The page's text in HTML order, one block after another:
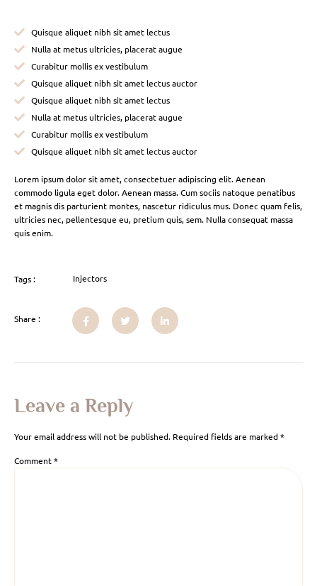
Quisque aliquet nibh sit amet lectus
Nulla at metus ultricies, placerat augue
Curabitur mollis ex vestibulum
Quisque aliquet nibh sit amet lectus auctor
Quisque aliquet nibh sit amet lectus
Nulla at metus ultricies, placerat augue
Curabitur mollis ex vestibulum
Quisque aliquet nibh sit amet lectus auctor
Lorem ipsum dolor sit amet, consectetuer adipiscing elit. Aenean
commodo ligula eget dolor. Aenean massa. Cum sociis natoque penatibus
et magnis dis parturient montes, nascetur ridiculus mus. Donec quam felis,
ultricies nec, pellentesque eu, pretium quis, sem. Nulla consequat massa
quis enim.
Tags : Injectors
Share :
Leave a Reply
Your email address will not be published. Required fields are marked*
Comment*